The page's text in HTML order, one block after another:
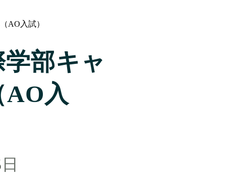
AO入試）
部キャ
AO入